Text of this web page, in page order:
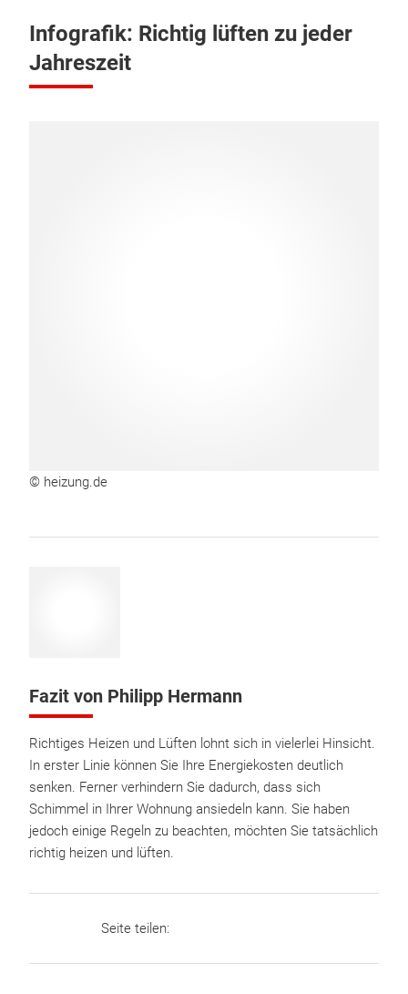
Infografik: Richtig lüften zu jeder
Jahreszeit
© heizung.de
Fazit von Philipp Hermann
Richtiges Heizen und Lüften lohnt sich in vielerlei Hinsicht.
In erster Linie können Sie Ihre Energiekosten deutlich
senken. Ferner verhindern Sie dadurch, dass sich
Schimmel in Ihrer Wohnung ansiedeln kann. Sie haben
jedoch einige Regeln zu beachten, möchten Sie tatsächlich
richtig heizen und lüften.
Seite teilen: